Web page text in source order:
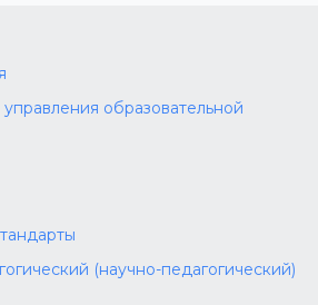
образовательной
(научно-педагогический)